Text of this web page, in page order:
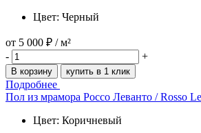
Цвет: Черный
от 5 000 ₽ / м²
-
+
В корзину купить в 1 клик
Подробнее
Пол из мрамора Роccо Леванто / Rosso
Цвет: Коричневый